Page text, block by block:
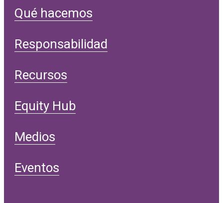
Qué hacemos
Responsabilidad
Recursos
Equity Hub
Medios
Eventos